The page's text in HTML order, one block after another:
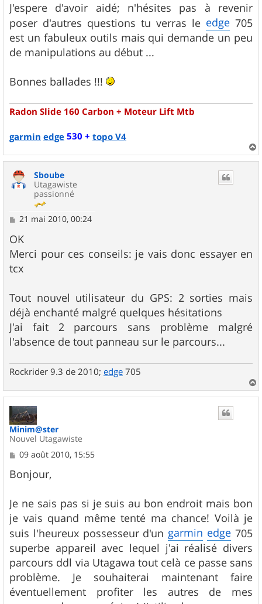
J'espere d'avoir aidé; n'hésites pas à revenir
poser d'autres questions tu verras le edge 705
est un fabuleux outils mais qui demande un peu
de manipulations au début ...
Bonnes ballades !!!
Radon Slide 160 Carbon + Moteur Lift Mtb
garmin edge530 + topo V4
a
Sboube
Utagawiste
passionné
M
s
s
a
g
e
21 mai 2010, 00:24
OK
Merci pour ces conseils: je vais donc essayer en
tcx
Tout nouvel utilisateur du GPS: 2 sorties mais
déjà enchanté malgré quelques hésitations
J'ai fait 2 parcours sans problème malgré
l'absence de tout panneau sur le parcours...
Rockrider 9.3 de 2010; edge 705
a
Minim@ster
Nouvel Utagawiste
M
s
s
g
e
09 août 2010, 15:55
Bonjour,
Je ne sais pas si je suis au bon endroit mais bon
je vais quand même tenté ma chance! Voilà je
suis l'heureux possesseur d'ungarmin edge 705
superbe appareil avec lequel j'ai réalisé divers
parcours ddl via Utagawa tout celà ce passe sans
problème. Je souhaiterai maintenant faire
éventuellement profiter les autres de mes